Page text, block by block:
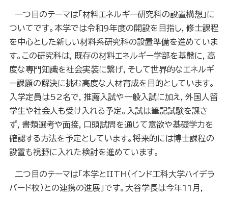
一つ目のテーマは「材料エネルギー研究科の設置構想」に
ついてです。本学では令和9年度の開設を目指し，修士課程
を中心とした新しい材料系研究科の設置準備を進めていま
す。この研究科は，既存の材料エネルギー学部を基盤に，高
度な専門知識を社会実装に繋げ，そして世界的なエネルギ
ー課題の解決に挑む高度な人材育成を目的としています。
入学定員は52名で，推薦入試や一般入試に加え，外国人留
学生や社会人も受け入れる予定。入試は筆記試験を課さ
ず，書類選考や面接，口頭試問を通じて意欲や基礎学力を
確認する方法を予定としています。将来的には博士課程の
設置も視野に入れた検討を進めています。
二つ目のテーマは「本学とIITH（インド工科大学ハイデラ
バード校）との連携の進展」です。大谷学長は今年11月，